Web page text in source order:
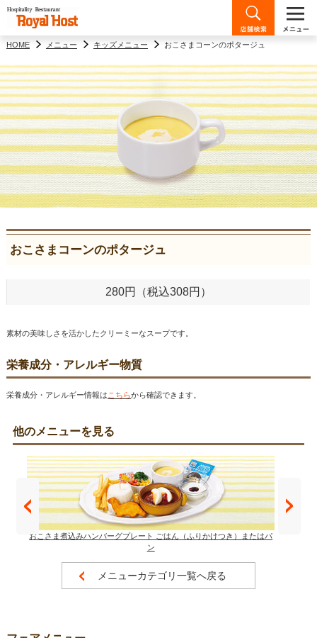
HOME メニュー キッズメニュー おこさまコーンのポタージュ
おこさまコーンのポタージュ
280円（税込308円）
素材の美味しさを活かしたクリーミーなスープです。
栄養成分・アレルギー物質
栄養成分・アレルギー情報は こちらから確認できます。
他のメニューを見る
おこさま煮込みハンバーグプレート ごはん（ふりかけつき）またはパ
ン
メニューカテゴリ一覧へ戻る